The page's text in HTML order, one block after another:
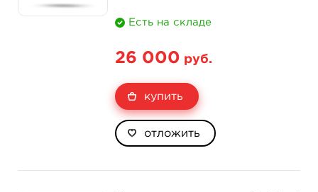
Есть на складе
26 000 руб.
купить
отложить